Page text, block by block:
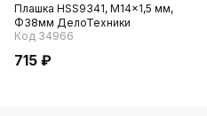
Плашка HSS9341, M14x1,5 мм,
Ф38мм ДелоТехники
Код 34966
715 ₽